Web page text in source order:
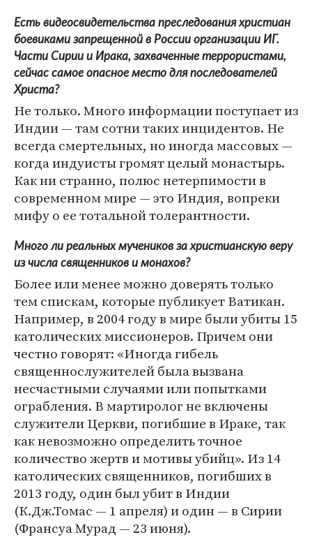
Есть видеосвидетельства преследования христиан
боевиками запрещенной в России организации ИГ.
Части Сирии и Ирака, захваченные террористами,
сейчас самое опасное место для последователей
Христа?
Не только. Много информации поступает из
Индии — там сотни таких инцидентов. Не
всегда смертельных, но иногда массовых —
когда индуисты громят целый монастырь.
Как ни странно, полюс нетерпимости в
современном мире — это Индия, вопреки
мифу о ее тотальной толерантности.
Много ли реальных мучеников за христианскую веру
из числа священников и монахов?
Более или менее можно доверять только
тем спискам, которые публикует Ватикан.
Например, в 2004 году в мире были убиты 15
католических миссионеров. Причем они
честно говорят: «Иногда гибель
священнослужителей была вызвана
несчастными случаями или попытками
ограбления. В мартиролог не включены
служители Церкви, погибшие в Ираке, так
как невозможно определить точное
количество жертв и мотивы убийц». Из 14
католических священников, погибших в
2013 году, один был убит в Индии
(К.Дж.Томас — 1 апреля) и один — в Сирии
(Франсуа Мурад — 23 июня).